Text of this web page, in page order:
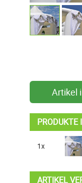
Artikel
PRODUKTE
1x
ARTIKEL